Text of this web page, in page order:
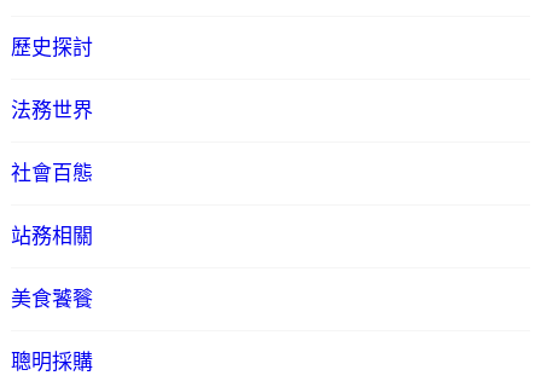
歷史探討
法務世界
社會百態
站務相關
美食饕餮
聰明採購